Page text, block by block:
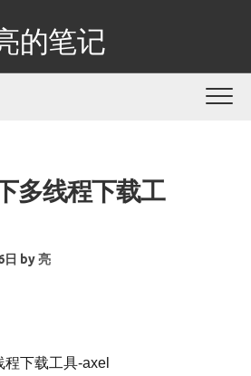
的笔记
多线程下载工
by亮
程下载工具-axel